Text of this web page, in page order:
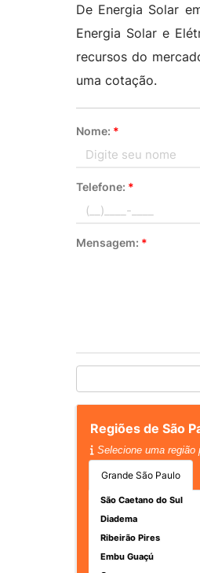
De Energia Solar
Energia Solar e
recursos do
uma cotação.
Nome: *
Telefone: *
Mensagem: *
Regiões de São
Selecione uma região
Grande São Paulo
São Caetano do Sul
Diadema
Ribeirão Pires
Embu Guaçú